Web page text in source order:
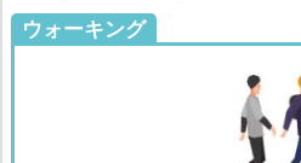
ウォーキング